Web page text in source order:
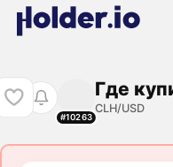
#10263
Где
CLH/USD